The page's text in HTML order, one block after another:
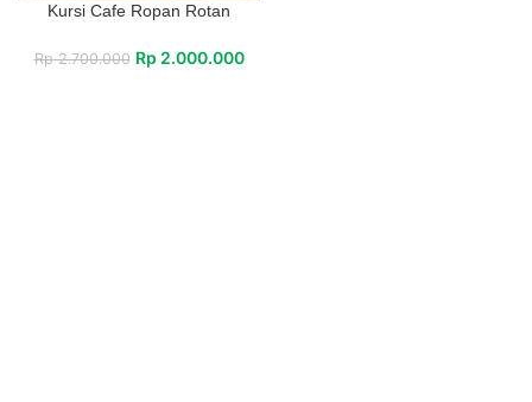
Kursi Cafe Ropan Rotan
Rp2.700.000 Rp 2.000.000